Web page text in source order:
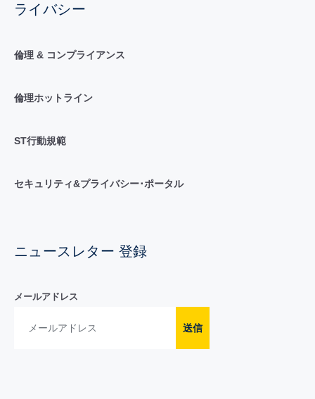
ライバシー
倫理 & コンプライアンス
倫理ホットライン
ST行動規範
セキュリティ&プライバシー･ポータル
ニュースレター 登録
メールアドレス
送信